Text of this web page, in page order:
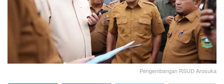
Pengembangan RSUD Arosuka